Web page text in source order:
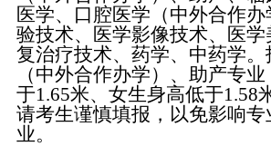
医学、口腔医学（中外合作
验技术、医学影像技术、医
复治疗技术、药学、中药学。
（中外合作办学）、助产专
于1.65米、女生身高低于1.58
请考生谨慎填报 ， 以免影响
业。